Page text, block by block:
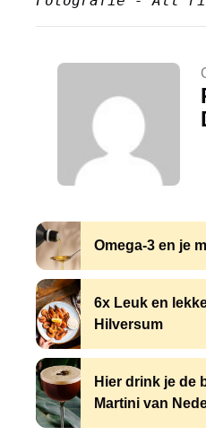
Omega-3 en je
6x Leuk en
Hilversum
Hier drink je de
Martini van